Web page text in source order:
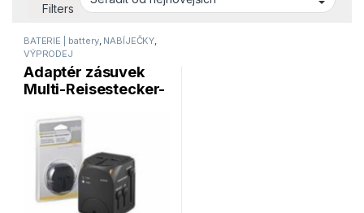
Filters
BATERIE | battery, NABÍJEČKY
VÝPRODEJ
Adaptér zásuvek
Multi-Reisestecker-
GB – NZ – AUS